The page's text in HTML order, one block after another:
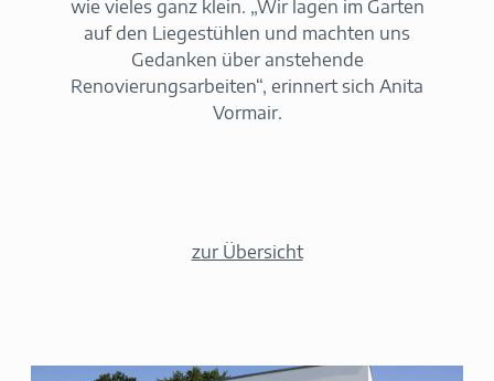
wie vieles ganz klein. „Wir lagen im Garten
auf den Liegestühlen und machten uns
Gedanken über anstehende
Renovierungsarbeiten“, erinnert sich Anita
Vormair.
zur Übersicht